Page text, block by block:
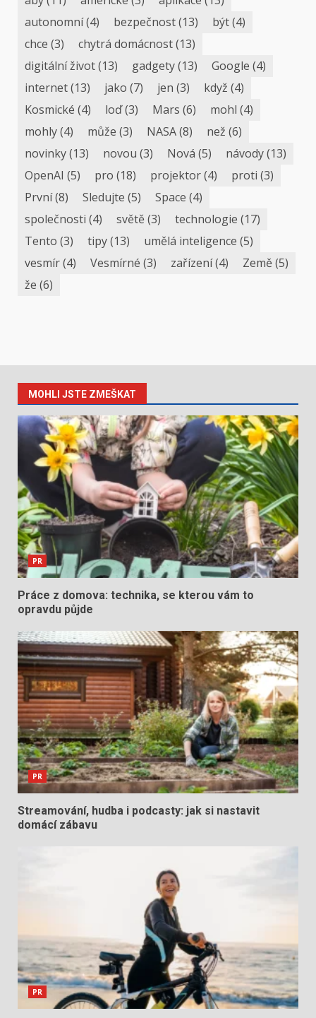
autonomní(4) bezpečnost(13) být(4)
chce (3) chytrá domácnost(13)
digitální život(13) gadgety(13) Google (4)
internet(13) jako (7) jen (3) když (4)
Kosmické (4) loď(3) Mars (6) mohl (4)
mohly(4) může (3) NASA(8) než (6)
novinky(13) novou (3) Nová (5) návody(13)
OpenAI (5) pro (18) projektor(4) proti (3)
První(8) Sledujte (5) Space (4)
společnosti (4) světě(3) technologie (17)
Tento (3) tipy(13) umělá inteligence (5)
vesmír(4) Vesmírné (3) zařízení(4) Země(5)
že (6)
MOHLI JSTE ZMEŠKAT
PR
Práce z domova: technika, se kterou vám to
opravdu půjde
PR
Streamování, hudba i podcasty: jak si nastavit
domácí zábavu
PR